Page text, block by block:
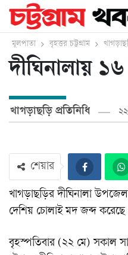
মূলপাতা বৃহত্তর চট্টগ্রাম
দীঘিনালায়
খাগড়াছড়ি প্রতিনিধি
শেয়ার
খাগড়াছড়ির দীঘিনালা
দেশিয় চোলাই মদ জব্দ করেছে
বৃহস্পতিবার (২২ মে) সকাল